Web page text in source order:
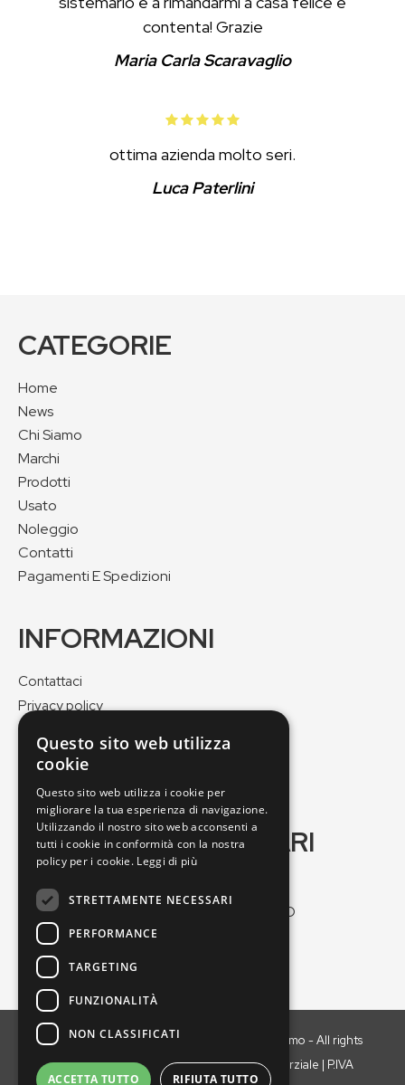
contenta! Grazie
Maria Carla Scaravaglio
ottima azienda molto seri.
Luca Paterlini
CATEGORIE
Home
News
Chi Siamo
Marchi
Prodotti
Usato
Noleggio
Contatti
Pagamenti E Spedizioni
INFORMAZIONI
Contattaci
Privacy policy
Cookie policy
Pagamenti e spedizioni
GEO VERDE DI SOGARI
MASSIMO
Via Nuova Ponente, 25/2, 41012 Carpi MO
Tel: 059664547
Email:geoverde@geoverde.it
Copyright © 2021 GEO VERDE di Sogari Massimo - All rights
reserved. È vietata la riproduzione anche parziale | P.IVA
Questo sito web utilizza
cookie
Questo sito web utilizza i cookie per
migliorare la tua esperienza di navigazione.
Utilizzando il nostro sito web acconsenti a
tutti i cookie in conformità con la nostra
policy per i cookie. Leggi di più
STRETTAMENTE NECESSARI
PERFORMANCE
TARGETING
FUNZIONALITÀ
NON CLASSIFICATI
ACCETTA TUTTO RIFIUTA TUTTO